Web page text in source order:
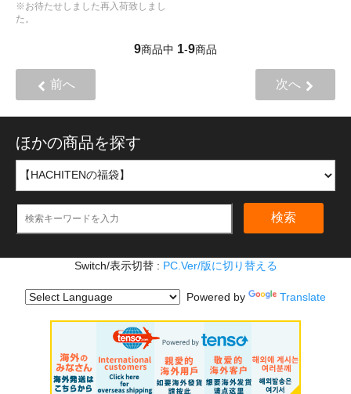
※お待たせしました再入荷致しまし
た。
9商品中 1-9商品
前へ 次へ
ほかの商品を探す
検索
Switch/表示切替 : PC.Ver/版に切り替える
Powered by Translate